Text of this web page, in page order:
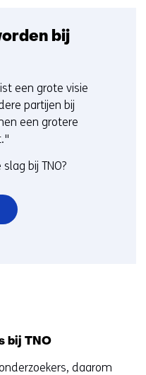
bij
een grote visie
partijen bij
een grotere
bij TNO?
bij TNO
daarom